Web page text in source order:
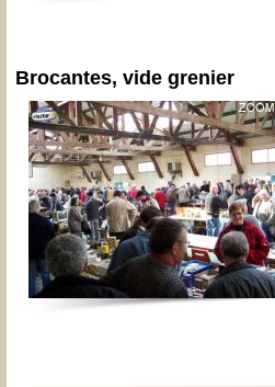
Brocantes, vide grenier